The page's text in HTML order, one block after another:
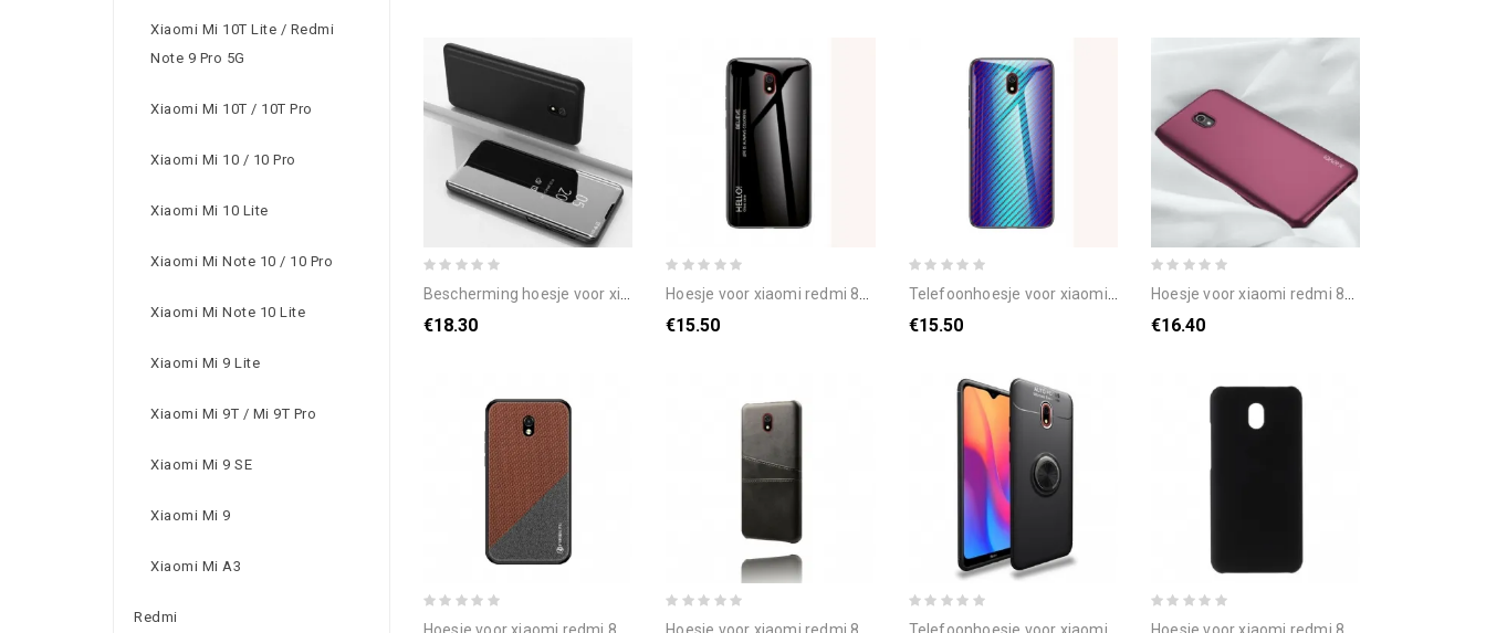
Xiaomi Mi 10T Lite / Redmi
Note 9 Pro 5G
Xiaomi Mi 10T / 10T Pro
Xiaomi Mi 10 / 10 Pro
Xiaomi Mi 10 Lite
Xiaomi Mi Note 10 / 10 Pro
Xiaomi Mi Note 10 Lite
Xiaomi Mi 9 Lite
Xiaomi Mi 9T / Mi 9T Pro
Xiaomi Mi 9 SE
Xiaomi Mi 9
Xiaomi Mi A3
Redmi
bescherming hoesje voor xiaomi redmi 8a simplistische spiegel
€18.30
hoesje voor xiaomi redmi 8a hallo gehard glas
€15.50
telefoonhoesje voor xiaomi redmi 8a koolstofvezel gehard glas
€15.50
hoesje voor xiaomi redmi 8a guardian series x-niveau
€16.40